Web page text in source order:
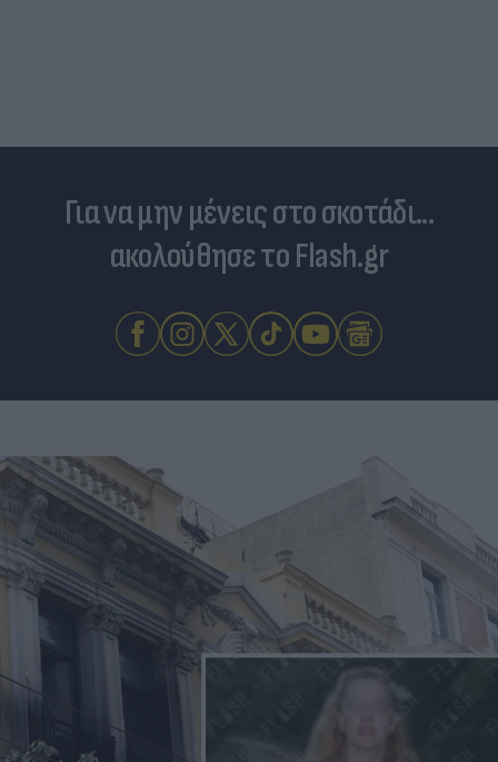
Για να μην μένεις στο σκοτάδι...
ακολούθησε το Flash.gr